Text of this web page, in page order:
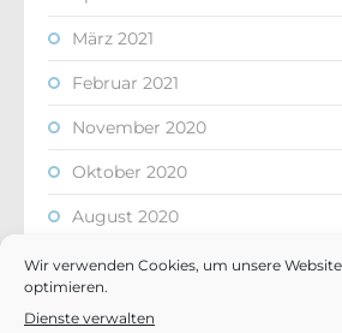
Wir verwenden Cookies, um unsere
optimieren.
Dienste verwalten
März 2021
Februar 2021
November 2020
Oktober 2020
August 2020
Juli 2020